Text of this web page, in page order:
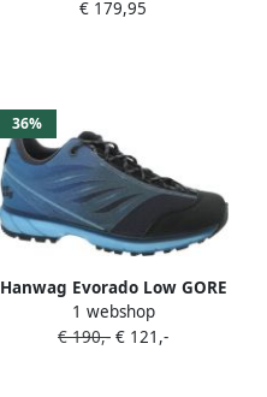
€ 179,95
36%
Hanwag Evorado Low GORE
TEX Dames
Wandelschoenen EU 41 5
1 webshop
€ 190,- € 121,-